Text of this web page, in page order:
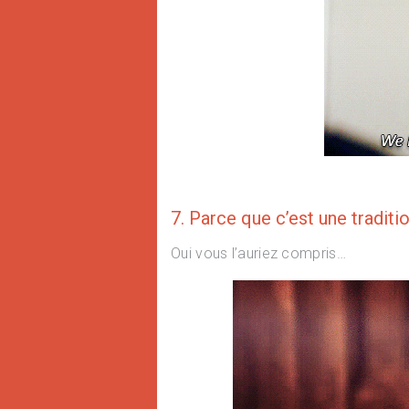
7. Parce que c’est une
Oui vous l’auriez compris…